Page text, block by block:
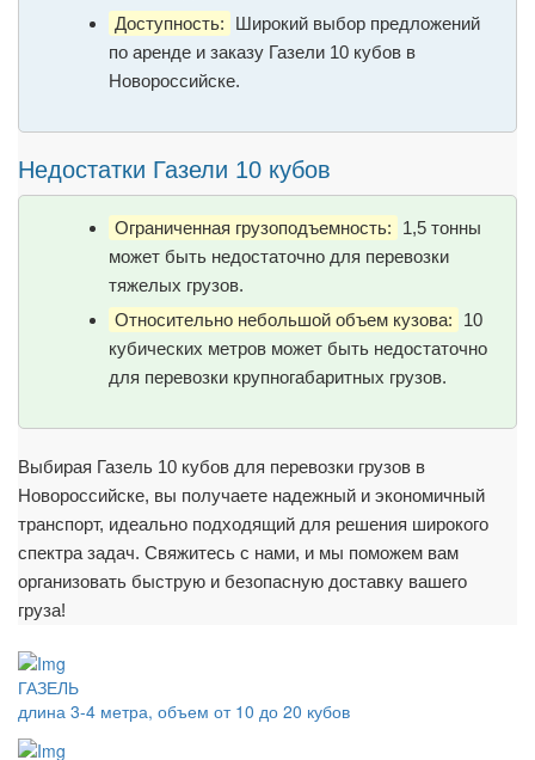
Доступность:
Широкий выбор предложений
по аренде и заказу Газели 10 кубов в
Новороссийске.
Недостатки Газели 10 кубов
Ограниченная грузоподъемность:
1,5 тонны
может быть недостаточно для перевозки
тяжелых грузов.
Относительно небольшой объем кузова:
10
кубических метров может быть недостаточно
для перевозки крупногабаритных грузов.
Выбирая Газель 10 кубов для перевозки грузов в
Новороссийске, вы получаете надежный и экономичный
транспорт, идеально подходящий для решения широкого
спектра задач. Свяжитесь с нами, и мы поможем вам
организовать быструю и безопасную доставку вашего
груза!
ГАЗЕЛЬ
длина 3-4 метра, объем от 10 до 20 кубов